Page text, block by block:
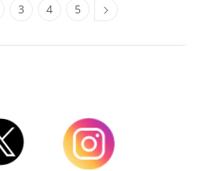
3 4 5